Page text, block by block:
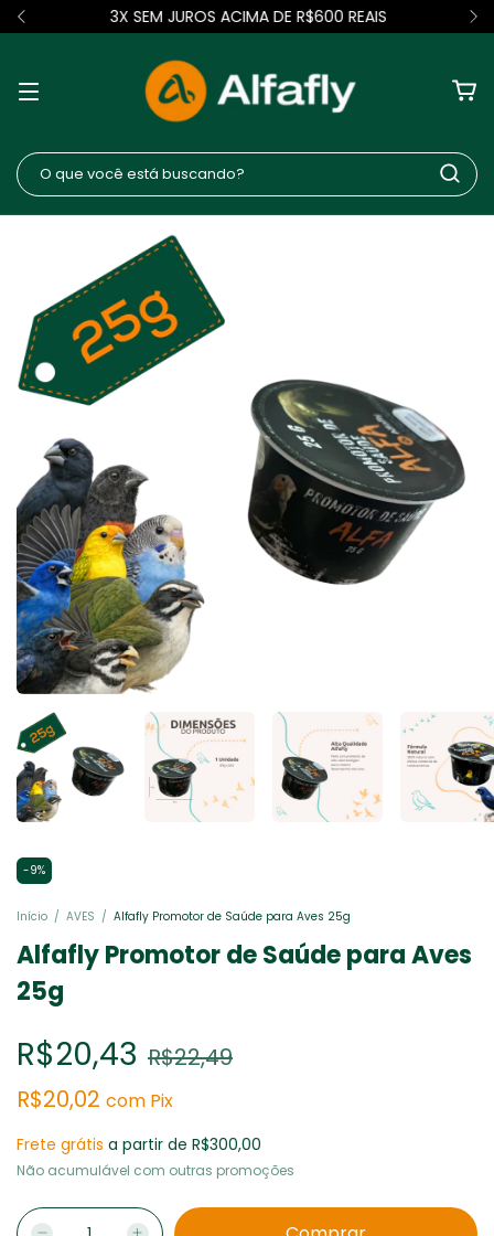
3X SEM JUROS ACIMA DE R$600 REAIS
-9%
Início / AVES / Alfafly Promotor de Saúde para Aves 25g
Alfafly Promotor de Saúde para Aves
25g
R$20,43 R$22,49
R$20,02 com Pix
Frete grátis a partir de R$300,00
Não acumulável com outras promoções